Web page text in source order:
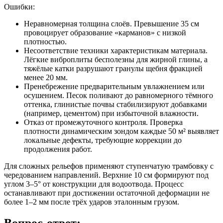
Ошибки:
Неравномерная толщина слоёв. Превышение 35 см
провоцирует образование «карманов» с низкой
плотностью.
Несоответствие техники характеристикам материала.
Лёгкие виброплиты бесполезны для жирной глины, а
тяжёлые катки разрушают гранулы щебня фракцией
менее 20 мм.
Пренебрежение предварительным увлажнением или
осушением. Песок поливают до равномерного тёмного
оттенка, глинистые почвы стабилизируют добавками
(например, цементом) при избыточной влажности.
Отказ от промежуточного контроля. Проверка
плотности динамическим зондом каждые 50 м² выявляет
локальные дефекты, требующие коррекции до
продолжения работ.
Для сложных рельефов применяют ступенчатую трамбовку с
чередованием направлений. Верхние 10 см формируют под
углом 3–5° от конструкции для водоотвода. Процесс
останавливают при достижении остаточной деформации не
более 1–2 мм после трёх ударов эталонным грузом.